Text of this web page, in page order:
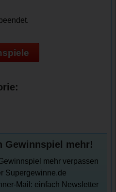
Gewinnspiel mehr!
mehr verpassen
Supergewinne.de
Mail: einfach Newsletter